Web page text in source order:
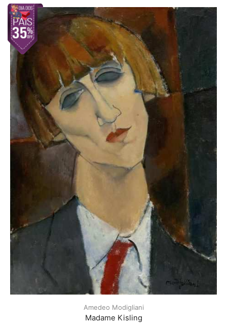
Amedeo Modigliani
Madame Kisling